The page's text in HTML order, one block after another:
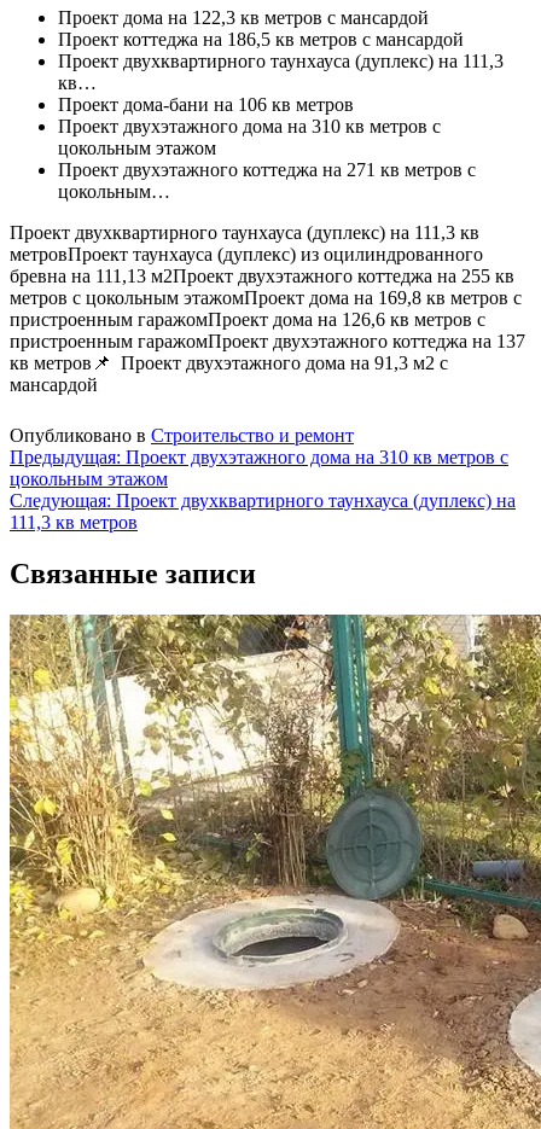
Проект дома на 122,3 кв метров с мансардой
Проект коттеджа на 186,5 кв метров с мансардой
Проект двухквартирного таунхауса (дуплекс) на 111,3
кв…
Проект дома-бани на 106 кв метров
Проект двухэтажного дома на 310 кв метров с
цокольным этажом
Проект двухэтажного коттеджа на 271 кв метров с
цокольным…
Проект двухквартирного таунхауса (дуплекс) на 111,3 кв
метровПроект таунхауса (дуплекс) из оцилиндрованного
бревна на 111,13 м2Проект двухэтажного коттеджа на 255 кв
метров с цокольным этажомПроект дома на 169,8 кв метров с
пристроенным гаражомПроект дома на 126,6 кв метров с
пристроенным гаражомПроект двухэтажного коттеджа на 137
кв метров 📌 Проект двухэтажного дома на 91,3 м2 с
мансардой
Опубликовано в Строительство и ремонт
Навигация
по
записям
Предыдущая: Проект двухэтажного дома на 310 кв метров с
цокольным этажом
Следующая: Проект двухквартирного таунхауса (дуплекс) на
111,3 кв метров
Связанные записи